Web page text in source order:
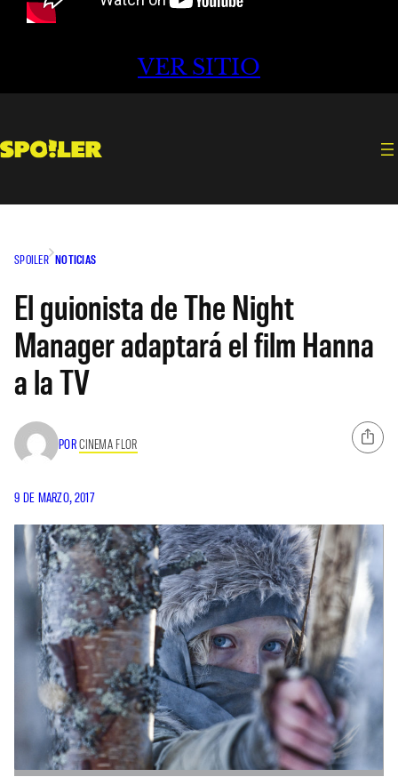
VER SITIO
SPOILER NOTICIAS
El guionista de The Night
Manager adaptará el film Hanna
a la TV
PORCINEMA FLOR
9 DE MARZO, 2017